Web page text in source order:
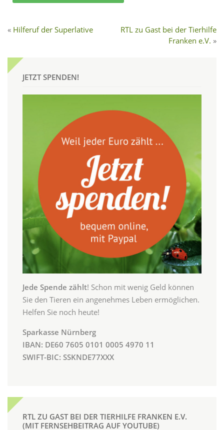
Hilferuf der Superlative
RTL zu Gast bei der Tierhilfe
Franken e.V.
JETZT SPENDEN!
Jede Spende zählt! Schon mit wenig Geld können
Sie den Tieren ein angenehmes Leben ermöglichen.
Helfen Sie noch heute!
Sparkasse Nürnberg
IBAN: DE60 7605 0101 0005 4970 11
SWIFT-BIC: SSKNDE77XXX
RTL ZU GAST BEI DER TIERHILFE FRANKEN E.V.
(MIT FERNSEHBEITRAG AUF YOUTUBE)